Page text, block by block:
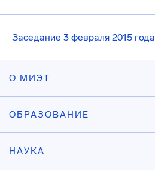
Заседание 3 февраля 2015 года
О МИЭТ
ОБРАЗОВАНИЕ
НАУКА